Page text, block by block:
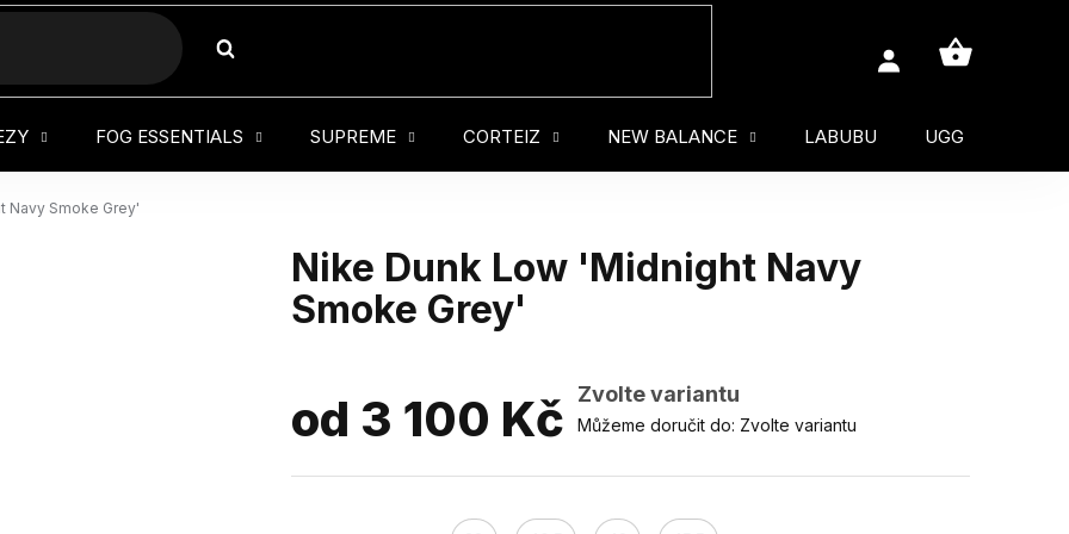
HLEDAT
FOG ESSENTIALS SUPREME CORTEIZ NEW BALANCE LABUBU UGG
Navy Smoke Grey'
Nike Dunk Low 'Midnight Navy
Smoke Grey'
od 3 100 Kč Zvolte variantu
Můžeme doručit do: Zvolte variantu